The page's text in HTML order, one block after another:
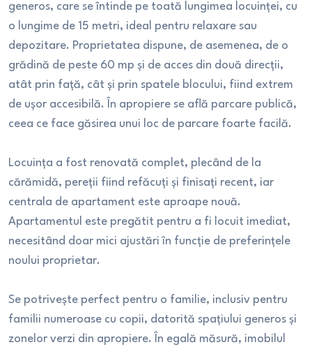
generos, care se întinde pe toată lungimea locuinței, cu
o lungime de 15 metri, ideal pentru relaxare sau
depozitare. Proprietatea dispune, de asemenea, de o
grădină de peste 60 mp și de acces din două direcții,
atât prin față, cât și prin spatele blocului, fiind extrem
de ușor accesibilă. În apropiere se află parcare publică,
ceea ce face găsirea unui loc de parcare foarte facilă.
Locuința a fost renovată complet, plecând de la
cărămidă, pereții fiind refăcuți și finisați recent, iar
centrala de apartament este aproape nouă.
Apartamentul este pregătit pentru a fi locuit imediat,
necesitând doar mici ajustări în funcție de preferințele
noului proprietar.
Se potrivește perfect pentru o familie, inclusiv pentru
familii numeroase cu copii, datorită spațiului generos și
zonelor verzi din apropiere. În egală măsură, imobilul